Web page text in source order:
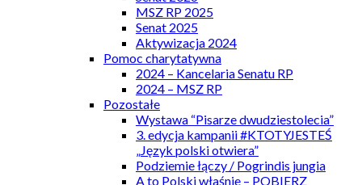
MSZ RP 2025
Senat 2025
Aktywizacja 2024
Pomoc charytatywna
2024 – Kancelaria Senatu RP
2024 – MSZ RP
Pozostałe
Wystawa “Pisarze dwudziestolecia”
3. edycja kampanii #KTOTYJESTEŚ
„Język polski otwiera”
Podziemie łączy / Pogrindis jungia
A to Polski właśnie – POBIERZ